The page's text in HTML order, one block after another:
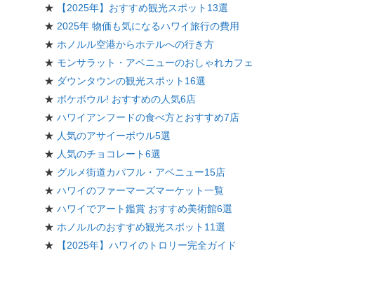
★
【2025年】おすすめ観光スポット13選
★ 2025年 物価も気になるハワイ旅行の費用
★ ホノルル空港からホテルへの行き方
★ モンサラット・アベニューのおしゃれカフェ
★ ダウンタウンの観光スポット16選
★ ポケボウル! おすすめの人気6店
★ ハワイアンフードの食べ方とおすすめ7店
★ 人気のアサイーボウル5選
★ 人気のチョコレート6選
★ グルメ街道カパフル・アベニュー15店
★ ハワイのファーマーズマーケット一覧
★ ハワイでアート鑑賞 おすすめ美術館6選
★ ホノルルのおすすめ観光スポット11選
★
【2025年】ハワイのトロリー完全ガイド